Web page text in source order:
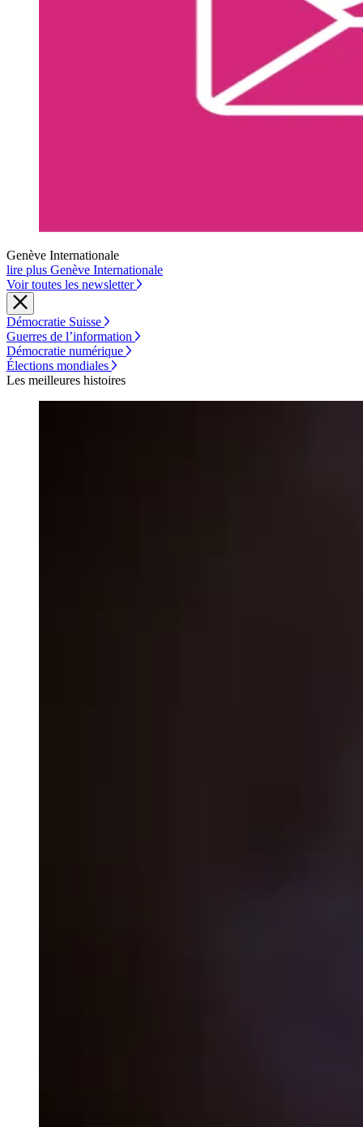
Genève Internationale
lire plus Genève Internationale
Voir toutes les newsletter
Démocratie Suisse
Guerres de l’information
Démocratie numérique
Élections mondiales
Les meilleures histoires